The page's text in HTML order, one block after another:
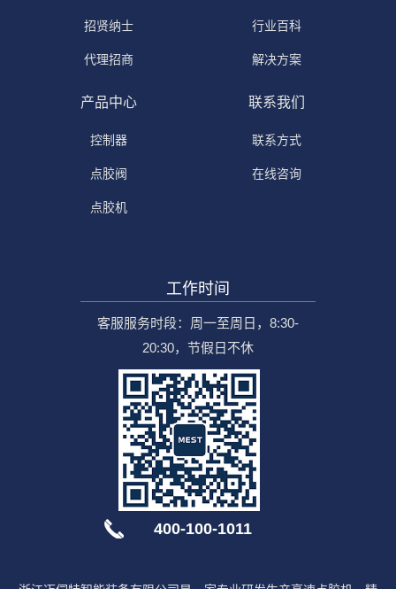
招贤纳士
代理招商
行业百科
解决方案
产品中心
控制器
点胶阀
点胶机
联系我们
联系方式
在线咨询
工作时间
客服服务时段：周一至周日，8:30-
20:30，节假日不休
400-100-1011